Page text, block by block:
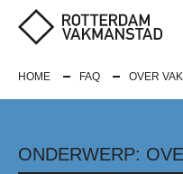
HOME FAQ OVER
ONDERWERP: